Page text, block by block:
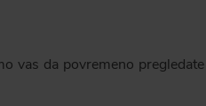
vas da povremeno